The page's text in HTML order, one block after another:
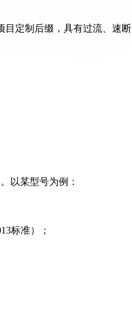
目定制后缀，具有过流、速断
以某型号为例：
标准）；